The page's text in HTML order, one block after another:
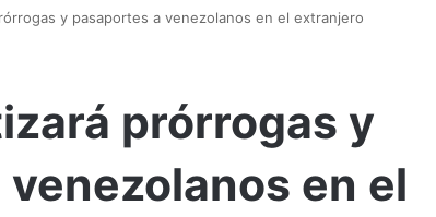
y pasaportes a venezolanos en el extranjero
prórrogas y
en el